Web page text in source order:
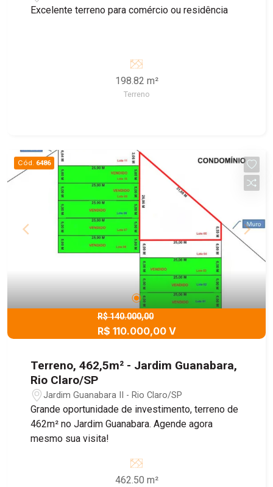
Excelente terreno para comércio ou residência
198.82 m²
Terreno
Cód. 6486
R$ 140.000,00
R$ 110.000,00 V
Terreno, 462,5m² - Jardim Guanabara,
Rio Claro/SP
Jardim Guanabara II - Rio Claro/SP
Grande oportunidade de investimento, terreno de
462m² no Jardim Guanabara. Agende agora
mesmo sua visita!
462.50 m²